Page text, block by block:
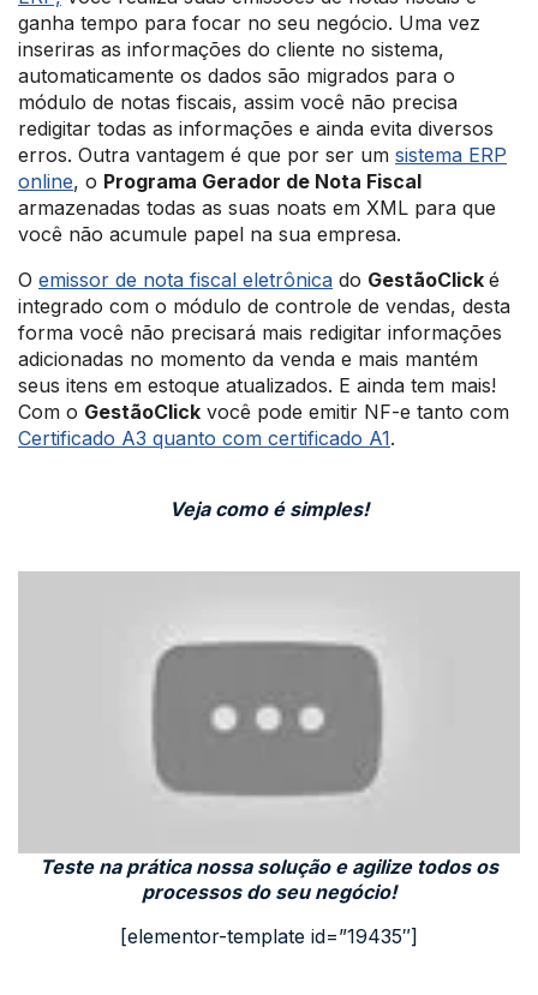
ganha tempo para focar no seu negócio. Uma vez
inseriras as informações do cliente no sistema,
automaticamente os dados são migrados para o
módulo de notas fiscais, assim você não precisa
redigitar todas as informações e ainda evita diversos
erros. Outra vantagem é que por ser um sistema ERP
online, o Programa Gerador de Nota Fiscal
armazenadas todas as suas noats em XML para que
você não acumule papel na sua empresa.
O emissor de nota fiscal eletrônica do GestãoClick é
integrado com o módulo de controle de vendas, desta
forma você não precisará mais redigitar informações
adicionadas no momento da venda e mais mantém
seus itens em estoque atualizados. E ainda tem mais!
Com o GestãoClick você pode emitir NF-e tanto com
Certificado A3 quanto com certificado A1.
Veja como é simples!
Teste na prática nossa solução e agilize todos os
processos do seu negócio!
[elementor-template id=”19435″]